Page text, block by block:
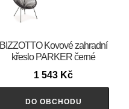
BIZZOTTO Kovové zahradní
křeslo PARKER černé
1 543 Kč
DO OBCHODU